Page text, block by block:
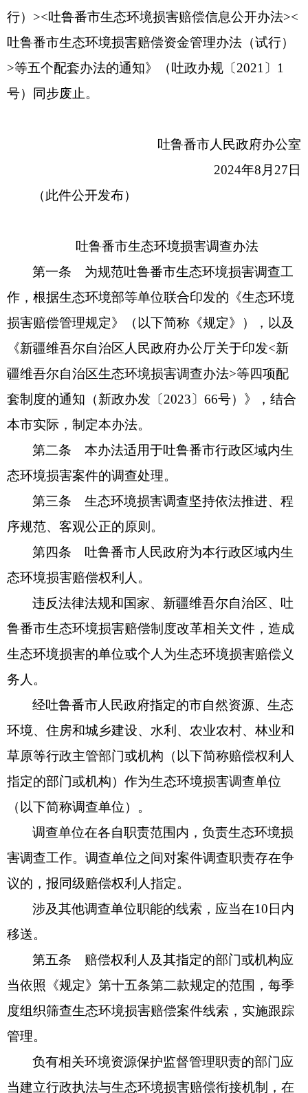
行）><吐鲁番市生态环境损害赔偿信息公开办法><
吐鲁番市生态环境损害赔偿资金管理办法（试行）
>等五个配套办法的通知》（吐政办规〔2021〕1
号）同步废止。
吐鲁番市人民政府办公室
2024年8月27日
（此件公开发布）
吐鲁番市生态环境损害调查办法
第一条 为规范吐鲁番市生态环境损害调查工
作，根据生态环境部等单位联合印发的《生态环境
损害赔偿管理规定》（以下简称《规定》），以及
《新疆维吾尔自治区人民政府办公厅关于印发<新
疆维吾尔自治区生态环境损害调查办法>等四项配
套制度的通知（新政办发〔2023〕66号）》，结合
本市实际，制定本办法。
第二条 本办法适用于吐鲁番市行政区域内生
态环境损害案件的调查处理。
第三条 生态环境损害调查坚持依法推进、程
序规范、客观公正的原则。
第四条 吐鲁番市人民政府为本行政区域内生
态环境损害赔偿权利人。
违反法律法规和国家、新疆维吾尔自治区、吐
鲁番市生态环境损害赔偿制度改革相关文件，造成
生态环境损害的单位或个人为生态环境损害赔偿义
务人。
经吐鲁番市人民政府指定的市自然资源、生态
环境、住房和城乡建设、水利、农业农村、林业和
草原等行政主管部门或机构（以下简称赔偿权利人
指定的部门或机构）作为生态环境损害调查单位
（以下简称调查单位）。
调查单位在各自职责范围内，负责生态环境损
害调查工作。调查单位之间对案件调查职责存在争
议的，报同级赔偿权利人指定。
涉及其他调查单位职能的线索，应当在10日内
移送。
第五条 赔偿权利人及其指定的部门或机构应
当依照《规定》第十五条第二款规定的范围，每季
度组织筛查生态环境损害赔偿案件线索，实施跟踪
管理。
负有相关环境资源保护监督管理职责的部门应
当建立行政执法与生态环境损害赔偿衔接机制，在